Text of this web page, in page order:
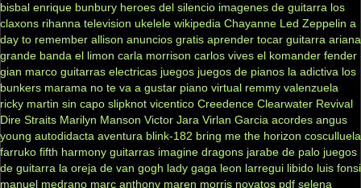
bisbal enrique bunbury heroes del silencio imagenes de guitarra los
claxons rihanna television ukelele wikipedia Chayanne Led Zeppelin a
day to remember allison anuncios gratis aprender tocar guitarra ariana
grande banda el limon carla morrison carlos vives el komander fender
gian marco guitarras electricas juegos juegos de pianos la adictiva los
bunkers marama no te va a gustar piano virtual remmy valenzuela
ricky martin sin capo slipknot vicentico Creedence Clearwater Revival
Dire Straits Marilyn Manson Victor Jara Virlan Garcia acordes angus
young autodidacta aventura blink-182 bring me the horizon cosculluela
farruko fifth harmony guitarras imagine dragons jarabe de palo juegos
de guitarra la oreja de van gogh lady gaga leon larregui libido luis fonsi
manuel medrano marc anthony maren morris novatos pdf selena